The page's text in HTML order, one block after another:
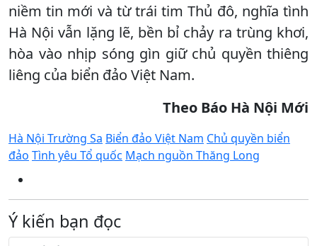
niềm tin mới và từ trái tim Thủ đô, nghĩa tình
Hà Nội vẫn lặng lẽ, bền bỉ chảy ra trùng khơi,
hòa vào nhịp sóng gìn giữ chủ quyền thiêng
liêng của biển đảo Việt Nam.
Theo Báo Hà Nội Mới
Hà Nội Trường Sa Biển đảo Việt Nam Chủ quyền biển
đảo Tình yêu Tổ quốc Mạch nguồn Thăng Long
Ý kiến bạn đọc